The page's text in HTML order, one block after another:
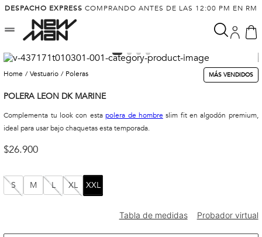
DESPACHO EXPRESS COMPRANDO ANTES DE LAS 12:00 PM EN RM
vestuario poleras MÁS VENDIDOS
POLERA LEON DK MARINE
Complementa tu look con estapolera de hombre slim fit en algodón premium,
ideal para usar bajo chaquetas esta temporada.
$26.900
S M L XL XXL